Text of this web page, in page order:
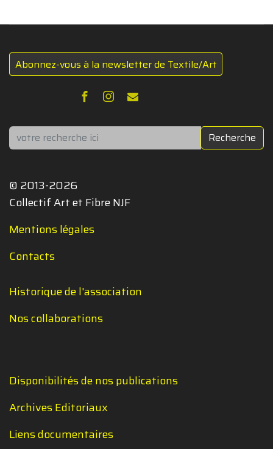
Abonnez-vous à la newsletter de Textile/Art
Rechercher Recherche
© 2013-2026
Collectif Art et Fibre NJF
Mentions légales
Contacts
Historique de l'association
Nos collaborations
Disponibilités de nos publications
Archives Editoriaux
Liens documentaires